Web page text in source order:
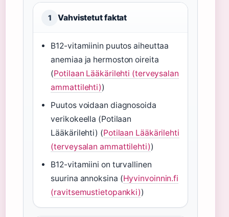
1 Vahvistetut faktat
B12-vitamiinin puutos aiheuttaa
anemiaa ja hermoston oireita
(Potilaan Lääkärilehti (terveysalan
ammattilehti))
Puutos voidaan diagnosoida
verikokeella (Potilaan
Lääkärilehti) (Potilaan Lääkärilehti
(terveysalan ammattilehti))
B12-vitamiini on turvallinen
suurina annoksina (Hyvinvoinnin.fi
(ravitsemustietopankki))